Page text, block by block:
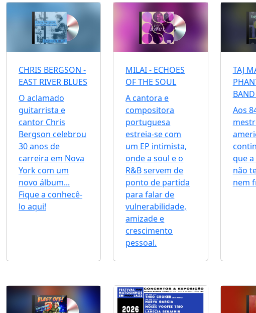
CHRIS BERGSON -
EAST RIVER BLUES
O aclamado
guitarrista e
cantor Chris
Bergson celebrou
30 anos de
carreira em Nova
York com um
novo álbum...
Fique a conhecê-
lo aqui!
MILAI - ECHOES
OF THE SOUL
A cantora e
compositora
portuguesa
estreia-se com
um EP intimista,
onde a soul e o
R&B servem de
ponto de partida
para falar de
vulnerabilidade,
amizade e
crescimento
pessoal.
TAJ
Aos
que
não
nem